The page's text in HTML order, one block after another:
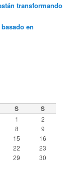
transformando
en
S S
1
2
8
9
15
16
22
23
29
30